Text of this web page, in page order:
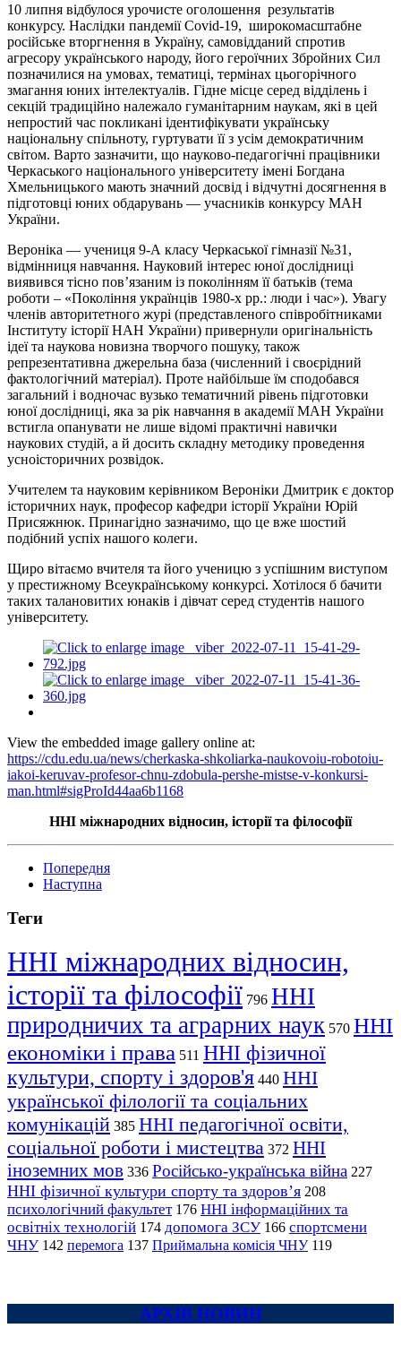
10 липня відбулося урочисте оголошення результатів
конкурсу. Наслідки пандемії Covid-19, широкомасштабне
російське вторгнення в Україну, самовідданий спротив
агресору українського народу, його героїчних Збройних Сил
позначилися на умовах, тематиці, термінах цьогорічного
змагання юних інтелектуалів. Гідне місце серед відділень і
секцій традиційно належало гуманітарним наукам, які в цей
непростий час покликані ідентифікувати українську
національну спільноту, гуртувати її з усім демократичним
світом. Варто зазначити, що науково-педагогічні працівники
Черкаського національного університету імені Богдана
Хмельницького мають значний досвід і відчутні досягнення в
підготовці юних обдарувань — учасників конкурсу МАН
України.
Вероніка — учениця 9-А класу Черкаської гімназії №31,
відмінниця навчання. Науковий інтерес юної дослідниці
виявився тісно пов’язаним із поколінням її батьків (тема
роботи – «Покоління українців 1980-х рр.: люди і час»). Увагу
членів авторитетного журі (представленого співробітниками
Інституту історії НАН України) привернули оригінальність
ідеї та наукова новизна творчого пошуку, також
репрезентативна джерельна база (численний і своєрідний
фактологічний матеріал). Проте найбільше їм сподобався
загальний і водночас вузько тематичний рівень підготовки
юної дослідниці, яка за рік навчання в академії МАН України
встигла опанувати не лише відомі практичні навички
наукових студій, а й досить складну методику проведення
усноісторичних розвідок.
Учителем та науковим керівником Вероніки Дмитрик є доктор
історичних наук, професор кафедри історії України Юрій
Присяжнюк. Принагідно зазначимо, що це вже шостий
подібний успіх нашого колеги.
Щиро вітаємо вчителя та його ученицю з успішним виступом
у престижному Всеукраїнському конкурсі. Хотілося б бачити
таких талановитих юнаків і дівчат серед студентів нашого
університету.
View the embedded image gallery online at:
https://cdu.edu.ua/news/cherkaska-shkoliarka-naukovoiu-robotoiu-
iakoi-keruvav-profesor-chnu-zdobula-pershe-mistse-v-konkursi-
man.html#sigProId44aa6b1168
ННІ міжнародних відносин, історії та філософії
Попередня
Наступна
Теги
ННІ міжнародних відносин,
історії та філософії 796 ННІ
природничих та аграрних наук 570 ННІ
економіки і права 511 ННІ фізичної
культури, спорту і здоров'я 440 ННІ
української філології та соціальних
комунікацій 385 ННІ педагогічної освіти,
соціальної роботи і мистецтва 372 ННІ
іноземних мов 336 Російсько-українська війна 227
ННІ фізичної культури спорту та здоров’я 208
психологічний факультет 176 ННІ інформаційних та
освітніх технологій 174 допомога ЗСУ 166 спортсмени
ЧНУ 142 перемога 137 Приймальна комісія ЧНУ 119
АРХІВ НОВИН